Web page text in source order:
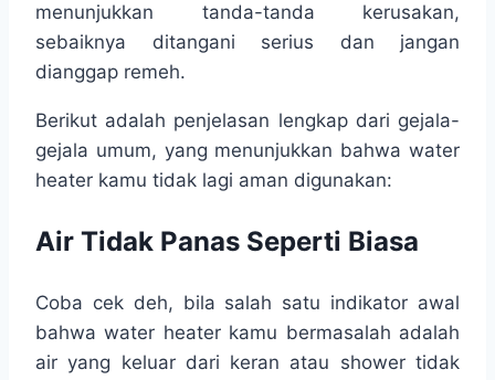
menunjukkan tanda-tanda kerusakan,
sebaiknya ditangani serius dan jangan
dianggap remeh.
Berikut adalah penjelasan lengkap dari gejala-
gejala umum, yang menunjukkan bahwa water
heater kamu tidak lagi aman digunakan:
Air Tidak Panas Seperti Biasa
Coba cek deh, bila salah satu indikator awal
bahwa water heater kamu bermasalah adalah
air yang keluar dari keran atau shower tidak